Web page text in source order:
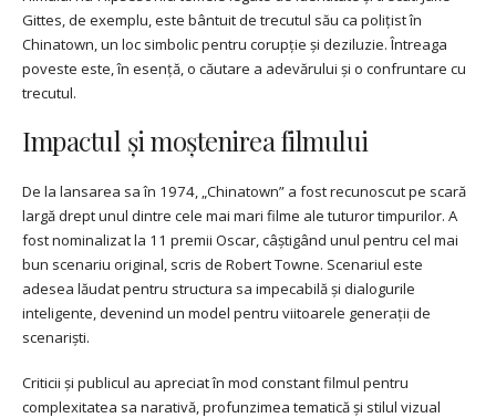
Gittes, de exemplu, este bântuit de trecutul său ca polițist în
Chinatown, un loc simbolic pentru corupție și deziluzie. Întreaga
poveste este, în esență, o căutare a adevărului și o confruntare cu
trecutul.
Impactul și moștenirea filmului
De la lansarea sa în 1974, „Chinatown” a fost recunoscut pe scară
largă drept unul dintre cele mai mari filme ale tuturor timpurilor. A
fost nominalizat la 11 premii Oscar, câștigând unul pentru cel mai
bun scenariu original, scris de Robert Towne. Scenariul este
adesea lăudat pentru structura sa impecabilă și dialogurile
inteligente, devenind un model pentru viitoarele generații de
scenariști.
Criticii și publicul au apreciat în mod constant filmul pentru
complexitatea sa narativă, profunzimea tematică și stilul vizual